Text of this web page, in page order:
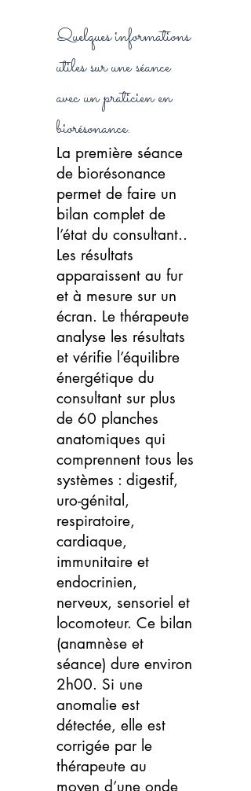
Quelques informations
utiles sur une séance
avec un praticien en
biorésonance.
La première séance
de biorésonance
permet de faire un
bilan complet de
l’état du consultant..
Les résultats
apparaissent au fur
et à mesure sur un
écran. Le thérapeute
analyse les résultats
et vérifie l’équilibre
énergétique du
consultant sur plus
de 60 planches
anatomiques qui
comprennent tous les
systèmes : digestif,
uro-génital,
respiratoire,
cardiaque,
immunitaire et
endocrinien,
nerveux, sensoriel et
locomoteur. Ce bilan
(anamnèse et
séance) dure environ
2h00. Si une
anomalie est
détectée, elle est
corrigée par le
thérapeute au
moyen d’une onde